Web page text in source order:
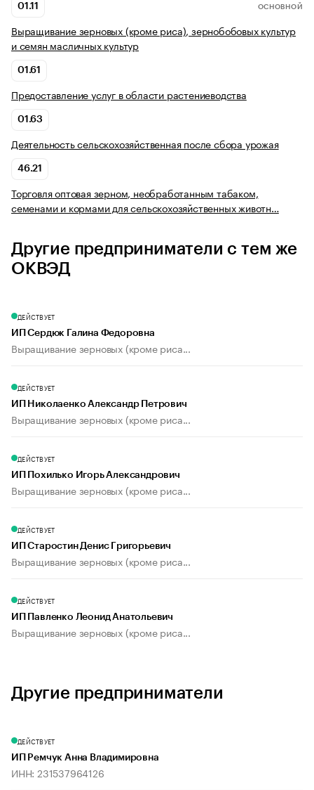
01.11 ОСНОВНОЙ
Выращивание зерновых (кроме риса), зернобобовых культур
и семян масличных культур
01.61
Предоставление услуг в области растениеводства
01.63
Деятельность сельскохозяйственная после сбора урожая
46.21
Торговля оптовая зерном, необработанным табаком,
семенами и кормами для сельскохозяйственных животн…
Другие предприниматели с тем же
ОКВЭД
ДЕЙСТВУЕТ
ИП Сердюк Галина Федоровна
Выращивание зерновых (кроме риса...
ДЕЙСТВУЕТ
ИП Николаенко Александр Петрович
Выращивание зерновых (кроме риса...
ДЕЙСТВУЕТ
ИП Похилько Игорь Александрович
Выращивание зерновых (кроме риса...
ДЕЙСТВУЕТ
ИП Старостин Денис Григорьевич
Выращивание зерновых (кроме риса...
ДЕЙСТВУЕТ
ИП Павленко Леонид Анатольевич
Выращивание зерновых (кроме риса...
Другие предприниматели
ДЕЙСТВУЕТ
ИП Ремчук Анна Владимировна
ИНН: 231537964126